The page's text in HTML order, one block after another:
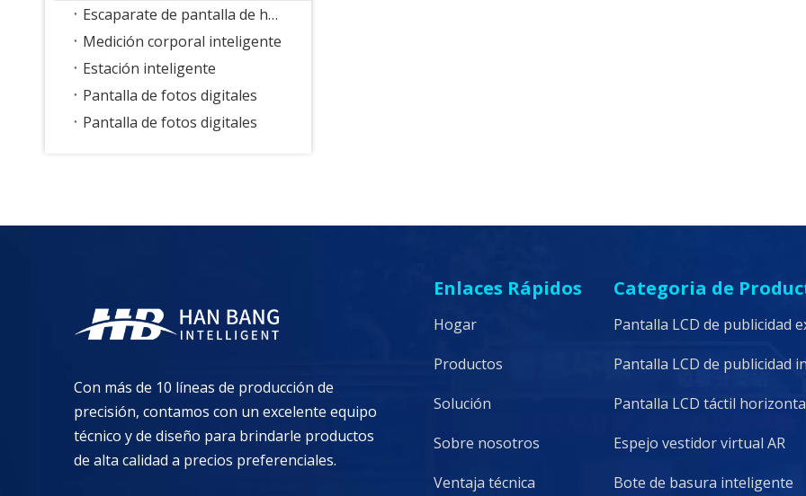
Escaparate de pantalla de holograma 3D
Medición corporal inteligente
Estación inteligente
Pantalla de fotos digitales
Pantalla de fotos digitales
Con más de 10 líneas de producción de
precisión, contamos con un excelente equipo
técnico y de diseño para brindarle productos
de alta calidad a precios preferenciales.
Enlaces Rápidos
Hogar
Productos
Solución
Sobre nosotros
Ventaja técnica
Categoria de
Pantalla LCD de publicidad
Pantalla LCD de publicidad
Pantalla LCD táctil
Espejo vestidor virtual AR
Bote de basura inteligente